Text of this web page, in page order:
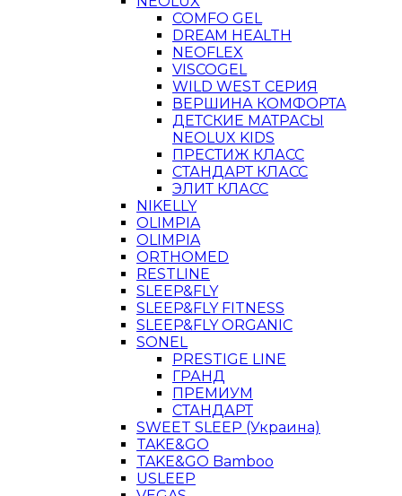
COMFO GEL
DREAM HEALTH
NEOFLEX
VISCOGEL
WILD WEST СЕРИЯ
ВЕРШИНА КОМФОРТА
ДЕТСКИЕ МАТРАСЫ
NEOLUX KIDS
ПРЕСТИЖ КЛАСС
СТАНДАРТ КЛАСС
ЭЛИТ КЛАСС
NIKELLY
OLIMPIA
OLIMPIA
ORTHOMED
RESTLINE
SLEEP&FLY
SLEEP&FLY FITNESS
SLEEP&FLY ORGANIC
SONEL
PRESTIGE LINE
ГРАНД
ПРЕМИУМ
СТАНДАРТ
SWEET SLEEP (Украина)
TAKE&GO
TAKE&GO Bamboo
USLEEP